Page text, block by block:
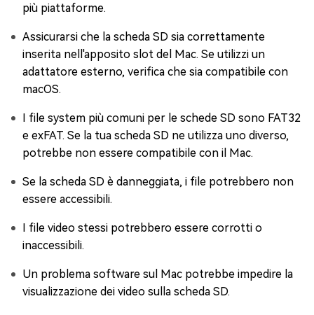
più piattaforme.
Assicurarsi che la scheda SD sia correttamente
inserita nell'apposito slot del Mac. Se utilizzi un
adattatore esterno, verifica che sia compatibile con
macOS.
I file system più comuni per le schede SD sono FAT32
e exFAT. Se la tua scheda SD ne utilizza uno diverso,
potrebbe non essere compatibile con il Mac.
Se la scheda SD è danneggiata, i file potrebbero non
essere accessibili.
I file video stessi potrebbero essere corrotti o
inaccessibili.
Un problema software sul Mac potrebbe impedire la
visualizzazione dei video sulla scheda SD.